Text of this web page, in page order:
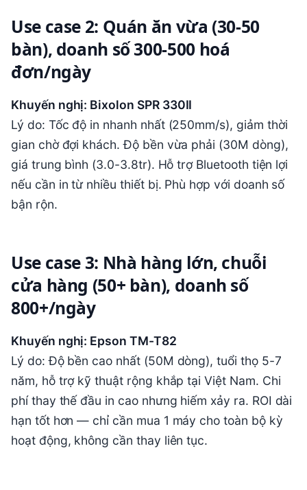
Use case 2: Quán ăn vừa (30-50
bàn), doanh số 300-500 hoá
đơn/ngày
Khuyến nghị: Bixolon SPR 330II
Lý do: Tốc độ in nhanh nhất (250mm/s), giảm thời
gian chờ đợi khách. Độ bền vừa phải (30M dòng),
giá trung bình (3.0-3.8tr). Hỗ trợ Bluetooth tiện lợi
nếu cần in từ nhiều thiết bị. Phù hợp với doanh số
bận rộn.
Use case 3: Nhà hàng lớn, chuỗi
cửa hàng (50+ bàn), doanh số
800+/ngày
Khuyến nghị: Epson TM-T82
Lý do: Độ bền cao nhất (50M dòng), tuổi thọ 5-7
năm, hỗ trợ kỹ thuật rộng khắp tại Việt Nam. Chi
phí thay thế đầu in cao nhưng hiếm xảy ra. ROI dài
hạn tốt hơn — chỉ cần mua 1 máy cho toàn bộ kỳ
hoạt động, không cần thay liên tục.